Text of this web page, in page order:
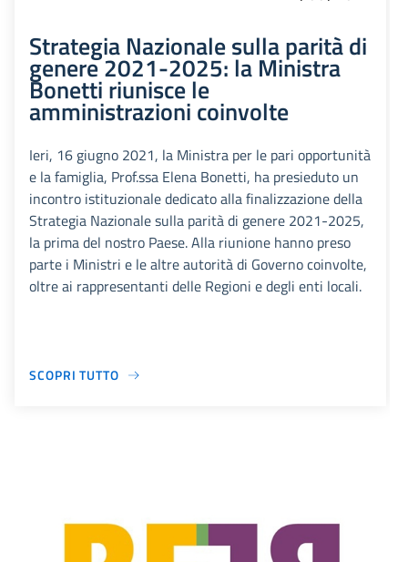
Strategia Nazionale sulla parità di
genere 2021-2025: la Ministra
Bonetti riunisce le
amministrazioni coinvolte
Ieri, 16 giugno 2021, la Ministra per le pari opportunità
e la famiglia, Prof.ssa Elena Bonetti, ha presieduto un
incontro istituzionale dedicato alla finalizzazione della
Strategia Nazionale sulla parità di genere 2021-2025,
la prima del nostro Paese. Alla riunione hanno preso
parte i Ministri e le altre autorità di Governo coinvolte,
oltre ai rappresentanti delle Regioni e degli enti locali.
SCOPRI TUTTO